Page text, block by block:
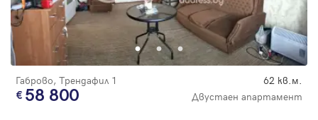
Габрово, Трендафил 1 62 кв.м.
58 800 Двустаен апартамент